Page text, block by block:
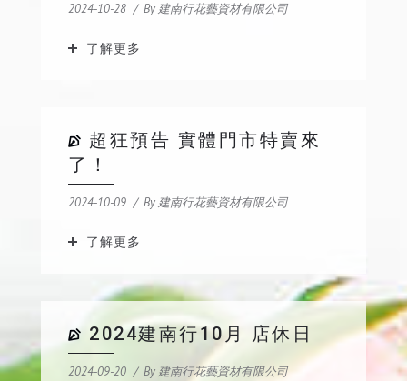
2024-10-28 By 建南行花藝資材有限公司
了解更多
超狂預告 實體門市特賣來
了！
2024-10-09 By 建南行花藝資材有限公司
了解更多
2024建南行10月 店休日
2024-09-20 By 建南行花藝資材有限公司